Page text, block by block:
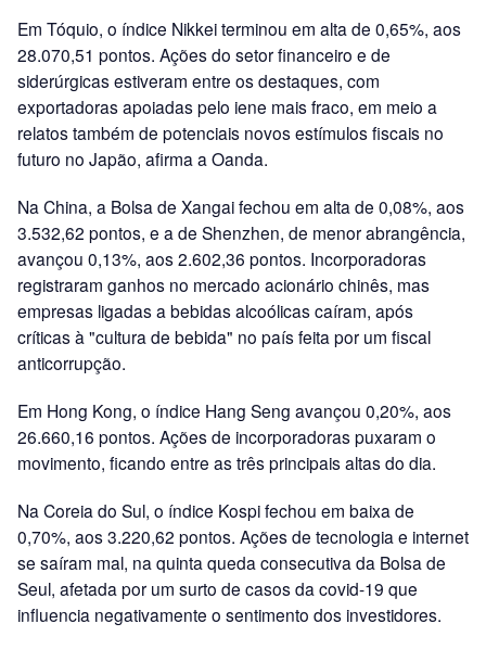
Em Tóquio, o índice Nikkei terminou em alta de 0,65%, aos
28.070,51 pontos. Ações do setor financeiro e de
siderúrgicas estiveram entre os destaques, com
exportadoras apoiadas pelo iene mais fraco, em meio a
relatos também de potenciais novos estímulos fiscais no
futuro no Japão, afirma a Oanda.
Na China, a Bolsa de Xangai fechou em alta de 0,08%, aos
3.532,62 pontos, e a de Shenzhen, de menor abrangência,
avançou 0,13%, aos 2.602,36 pontos. Incorporadoras
registraram ganhos no mercado acionário chinês, mas
empresas ligadas a bebidas alcoólicas caíram, após
críticas à "cultura de bebida" no país feita por um fiscal
anticorrupção.
Em Hong Kong, o índice Hang Seng avançou 0,20%, aos
26.660,16 pontos. Ações de incorporadoras puxaram o
movimento, ficando entre as três principais altas do dia.
Na Coreia do Sul, o índice Kospi fechou em baixa de
0,70%, aos 3.220,62 pontos. Ações de tecnologia e internet
se saíram mal, na quinta queda consecutiva da Bolsa de
Seul, afetada por um surto de casos da covid-19 que
influencia negativamente o sentimento dos investidores.